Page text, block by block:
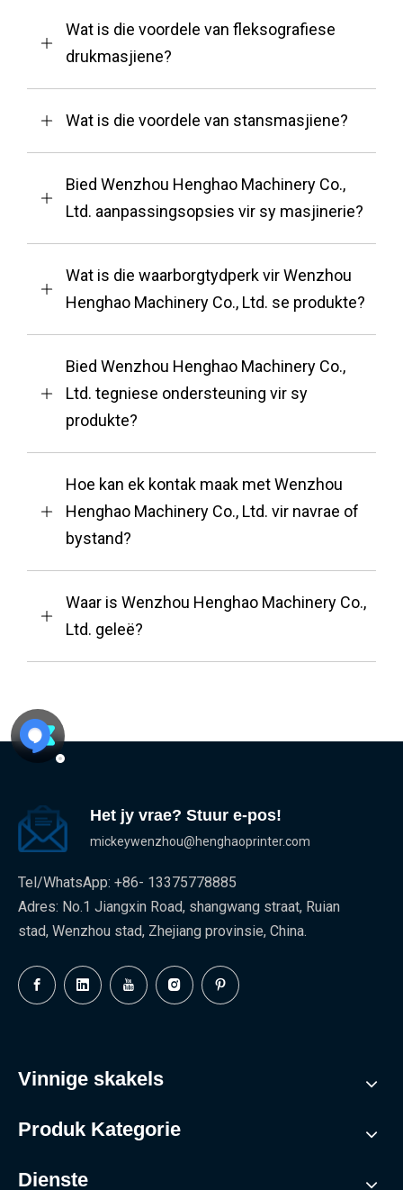
Wat is die voordele van fleksografiese
drukmasjiene?
Wat is die voordele van stansmasjiene?
Bied Wenzhou Henghao Machinery Co.,
Ltd. aanpassingsopsies vir sy masjinerie?
Wat is die waarborgtydperk vir Wenzhou
Henghao Machinery Co., Ltd. se produkte?
Bied Wenzhou Henghao Machinery Co.,
Ltd. tegniese ondersteuning vir sy
produkte?
Hoe kan ek kontak maak met Wenzhou
Henghao Machinery Co., Ltd. vir navrae of
bystand?
Waar is Wenzhou Henghao Machinery Co.,
Ltd. geleë?
Het jy vrae? Stuur e-pos!
mickeywenzhou@henghaoprinter.com
Tel/WhatsApp: +86- 13375778885
Adres: No.1 Jiangxin Road, shangwang straat, Ruian
stad, Wenzhou stad, Zhejiang provinsie, China.
Vinnige skakels
Produk Kategorie
Dienste